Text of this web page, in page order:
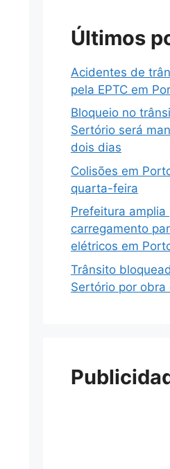
Últimos
Acidentes de
pela EPTC em
Bloqueio no
Sertório será
dois dias
Colisões em
quarta-feira
Prefeitura amplia
carregamento
elétricos em
Trânsito
Sertório por obra